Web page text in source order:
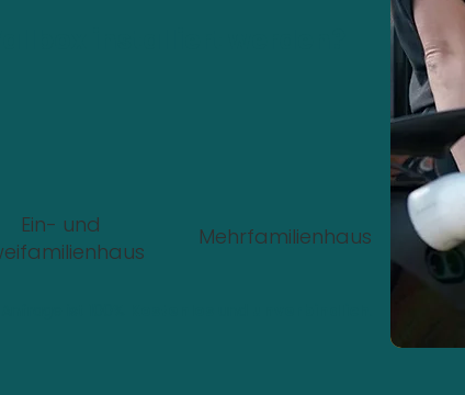
Ein- und
Mehrfamilienhaus